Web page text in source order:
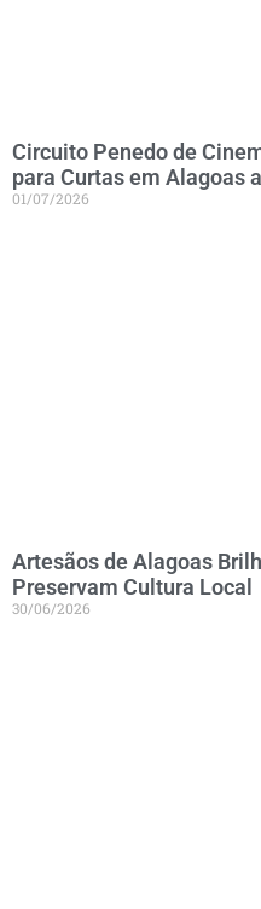
Circuito Penedo de
para Curtas em Alagoas
01/07/2026
Artesãos de Alagoas
Preservam Cultura Local
30/06/2026